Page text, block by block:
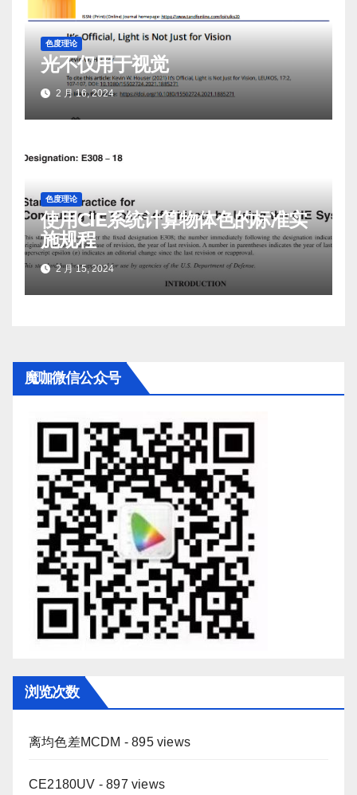
色度理论
光不仅用于视觉
2 月 16, 2024
色度理论
使用CIE系统计算物体色的标准实
施规程
2 月 15, 2024
魔咖微信公众号
浏览次数
离均色差MCDM - 895 views
CE2180UV - 897 views